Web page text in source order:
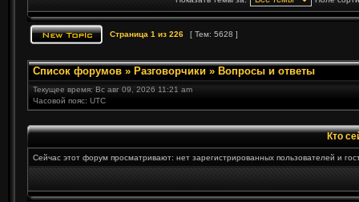
Страница 1 из 226 [ Тем: 5628 ]
Список форумов » Разговорчики » Вопросы и ответы
Текущее время: Вс авг 09, 2026 11:21 am
Часовой пояс: UTC
Кто
Сейчас этот форум просматривают: нет зарегистрированных пользователей и